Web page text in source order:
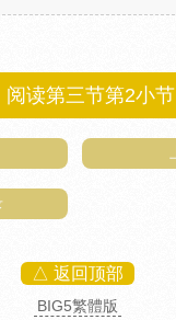
读第三节第2小节
△ 返回顶部
BIG5繁體版